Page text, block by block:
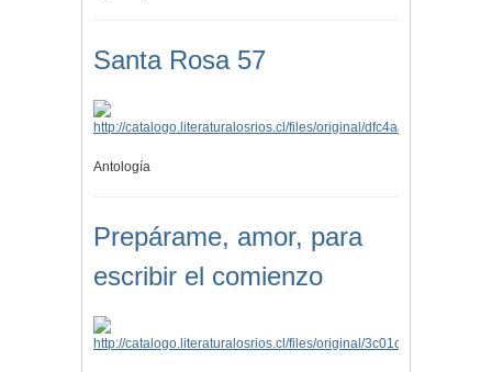
Santa Rosa 57
Antología
Prepárame, amor, para
escribir el comienzo